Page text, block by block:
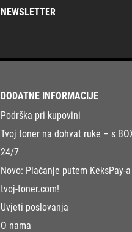
NEWSLETTER
DODATNE INFORMACIJE
Podrška pri kupovini
Tvoj toner na dohvat ruke – s
24/7
Novo: Plaćanje putem KeksPay-
tvoj-toner.com!
Uvjeti poslovanja
O nama